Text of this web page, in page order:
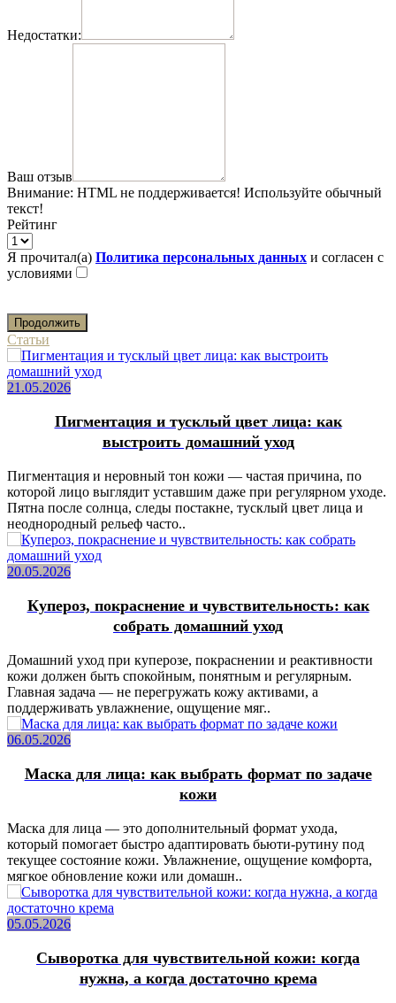
Недостатки:
Ваш отзыв
Внимание: HTML не поддерживается! Используйте обычный
текст!
Рейтинг
Я прочитал(а) Политика персональных данных и согласен с
условиями
Продолжить
Статьи
21.05.2026
Пигментация и тусклый цвет лица: как
выстроить домашний уход
Пигментация и неровный тон кожи — частая причина, по
которой лицо выглядит уставшим даже при регулярном уходе.
Пятна после солнца, следы постакне, тусклый цвет лица и
неоднородный рельеф часто..
20.05.2026
Купероз, покраснение и чувствительность: как
собрать домашний уход
Домашний уход при куперозе, покраснении и реактивности
кожи должен быть спокойным, понятным и регулярным.
Главная задача — не перегружать кожу активами, а
поддерживать увлажнение, ощущение мяг..
06.05.2026
Маска для лица: как выбрать формат по задаче
кожи
Маска для лица — это дополнительный формат ухода,
который помогает быстро адаптировать бьюти-рутину под
текущее состояние кожи. Увлажнение, ощущение комфорта,
мягкое обновление кожи или домашн..
05.05.2026
Сыворотка для чувствительной кожи: когда
нужна, а когда достаточно крема